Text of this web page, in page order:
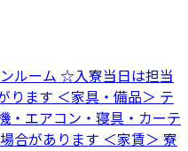
ルーム ☆入寮当日は担当
ります ＜家具・備品＞ テ
・エアコン・寝具・カーテ
合があります ＜家賃＞ 寮